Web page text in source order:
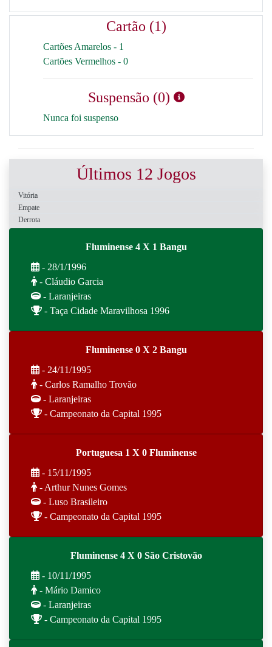
Cartão (1)
Cartões Amarelos - 1
Cartões Vermelhos - 0
Suspensão (0)
Nunca foi suspenso
Últimos 12 Jogos
Vitória
Empate
Derrota
Fluminense 4 X 1 Bangu
- 28/1/1996
- Cláudio Garcia
- Laranjeiras
- Taça Cidade Maravilhosa 1996
Fluminense 0 X 2 Bangu
- 24/11/1995
- Carlos Ramalho Trovão
- Laranjeiras
- Campeonato da Capital 1995
Portuguesa 1 X 0 Fluminense
- 15/11/1995
- Arthur Nunes Gomes
- Luso Brasileiro
- Campeonato da Capital 1995
Fluminense 4 X 0 São Cristovão
- 10/11/1995
- Mário Damico
- Laranjeiras
- Campeonato da Capital 1995